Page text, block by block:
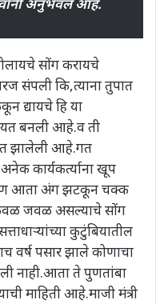
अनुभवले आहे.
सोंग करायचे
संपली कि,त्याना तुपात
द्यायचे हि या
बनली आहे.व ती
झालेली आहे.गत
कार्यकर्त्याना खूप
आता अंग झटकून चक्क
जवळ असल्याचे सोंग
कुटुंबियातील
वर्ष पसार झाले कोणाचा
नाही.आता ते पुणतांबा
माहिती आहे.माजी मंत्री